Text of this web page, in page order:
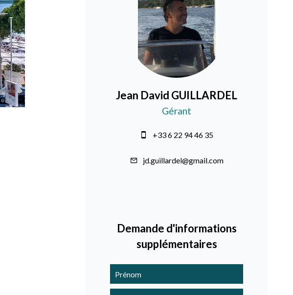
Jean David GUILLARDEL
Gérant
+33 6 22 94 46 35
jd.guillardel@gmail.com
Demande d'informations
supplémentaires